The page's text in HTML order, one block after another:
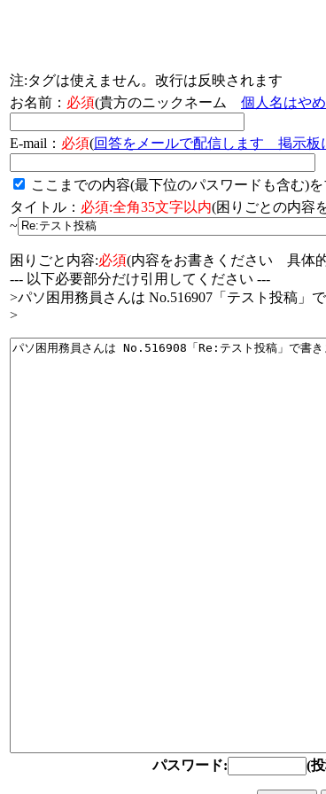
注:タグは使えません。改行は反映されます
お名前： 必須(貴方のニックネーム 個人名はや
E-mail： 必須(回答をメールで配信します 掲示板
ここまでの内容(最下位のパスワードも含む)
タイトル： 必須:全角35文字以内(困りごとの内容
~
困りごと内容:必須(内容をお書きください 具体
--- 以下必要部分だけ引用してください ---
>パソ困用務員さんは No.516907「テスト投稿」で
>
パスワード: (